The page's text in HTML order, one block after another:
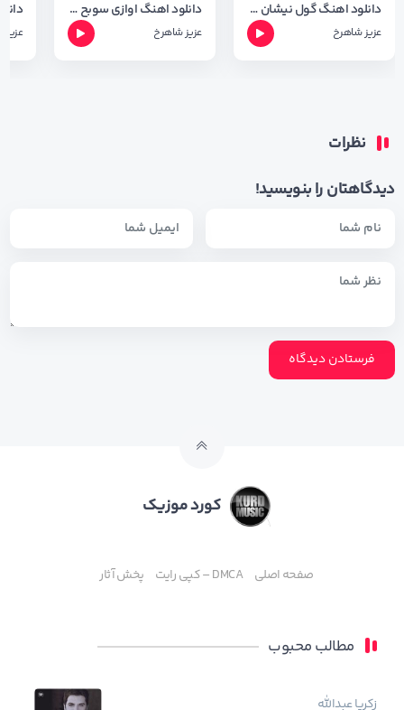
دانلود اهنگ گول نیشان با صدای عزیز شاهرخ
عزیز شاهرخ
دانلود اهنگ اوازی سوبح پی ناکنه با صدای عزیز شاهرخ
عزیز شاهرخ
نظرات
دیدگاهتان را بنویسید!
کورد موزیک
صفحه اصلی DMCA – کپی رایت پخش آثار
مطالب محبوب
زکریا عبدالله